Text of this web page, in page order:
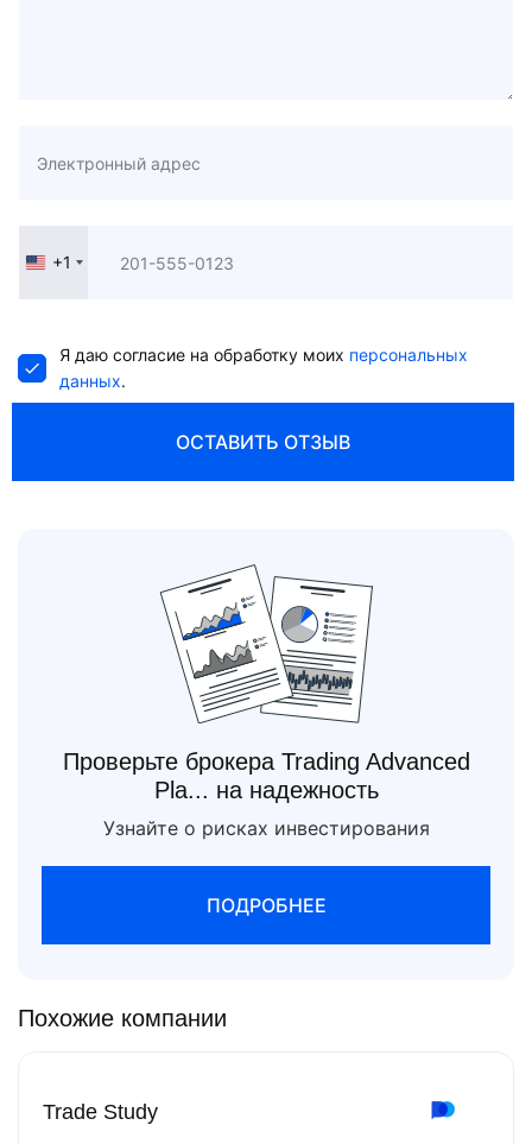
United
+1
Я даю согласие на обработку моих персональных
данных.
ОСТАВИТЬ ОТЗЫВ
Проверьте брокера Trading Advanced
Pla... на надежность
Узнайте о рисках инвестирования
ПОДРОБНЕЕ
Похожие компании
Trade Study